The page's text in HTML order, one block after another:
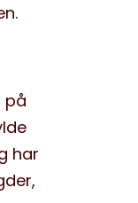
på
har